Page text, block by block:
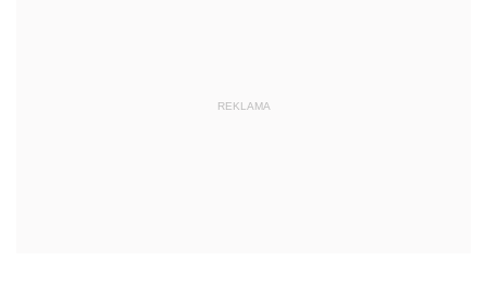
REKLAMA